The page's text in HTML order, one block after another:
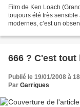
Film de Ken Loach
toujours été très
modernes, c’est un
666 ? C'est tout
Publié le 19/01/2008 à
Par Garrigues